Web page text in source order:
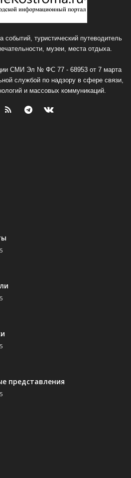
туристический путеводитель
музеи, места отдыха.
СМИ Эл № ФС 77 - 68953 от 7 марта
службой по надзору в сфере связи,
и массовых коммуникаций.
представления